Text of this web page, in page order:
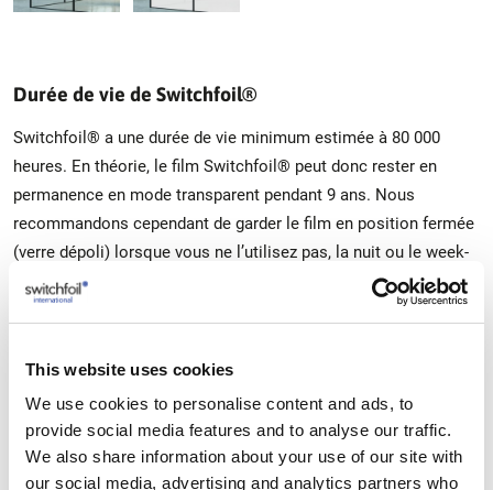
This website uses cookies
We use cookies to personalise content and ads, to
provide social media features and to analyse our traffic.
We also share information about your use of our site with
our social media, advertising and analytics partners who
Durée de vie de Switchfoil®
Switchfoil® a une durée de vie minimum estimée à 80 000
heures. En théorie, le film Switchfoil® peut donc rester en
permanence en mode transparent pendant 9 ans. Nous
recommandons cependant de garder le film en position fermée
(verre dépoli) lorsque vous ne l’utilisez pas, la nuit ou le week-
end par exemple. Vous économiserez ainsi de l’énergie
(consommation inférieure à 5W per m²) et vous prolongerez
Trouver un installateur